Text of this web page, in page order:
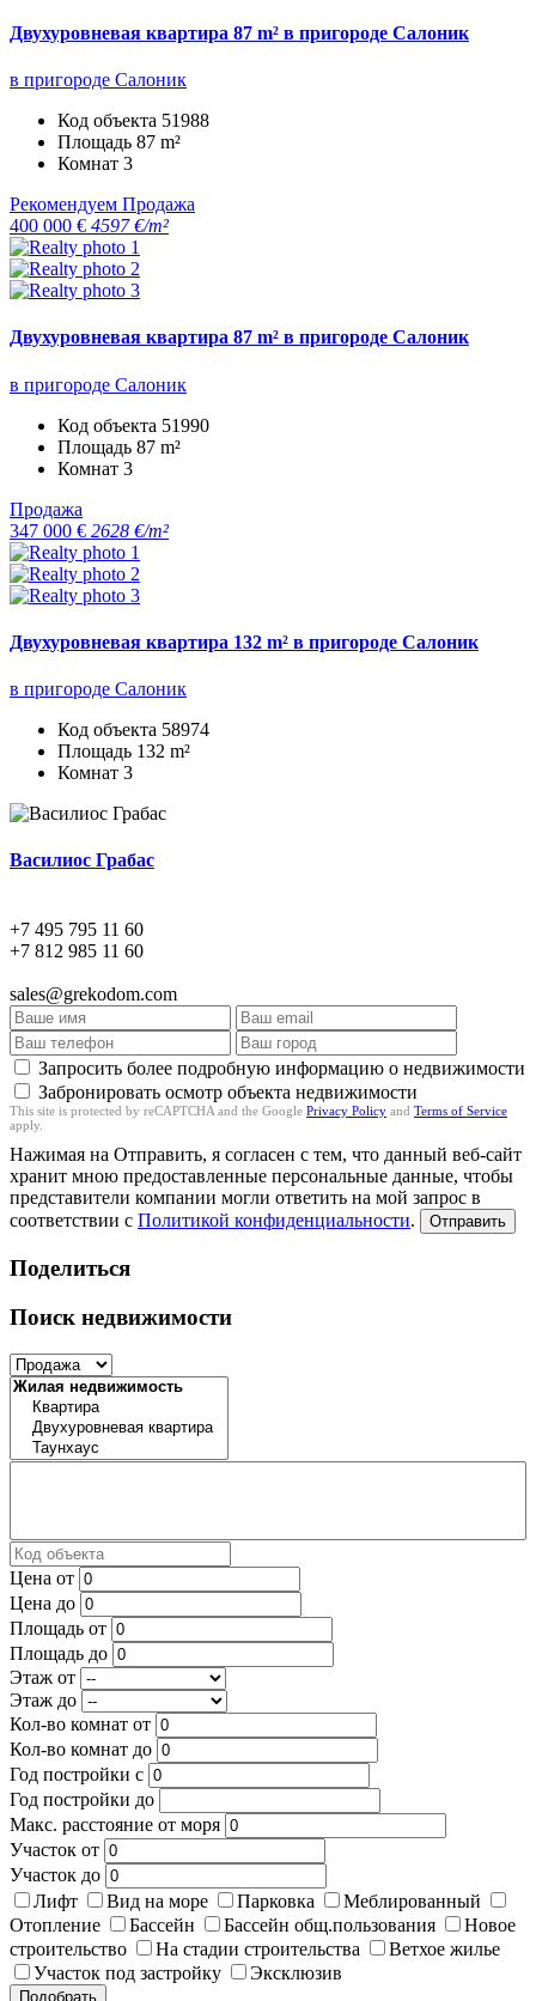
Двухуровневая квартира 87 m² в пригороде Салоник
в пригороде Салоник
Код объекта 51988
Площадь 87 m²
Комнат 3
Рекомендуем Продажа
400 000 € 4597 €/m²
Двухуровневая квартира 87 m² в пригороде Салоник
в пригороде Салоник
Код объекта 51990
Площадь 87 m²
Комнат 3
Продажа
347 000 € 2628 €/m²
Двухуровневая квартира 132 m² в пригороде Салоник
в пригороде Салоник
Код объекта 58974
Площадь 132 m²
Комнат 3
Василиос Грабас
+7 495 795 11 60
+7 812 985 11 60
sales@grekodom.com
Запросить более подробную информацию о недвижимости
Забронировать осмотр объекта недвижимости
This site is protected by reCAPTCHA and the Google Privacy Policy and Terms of Service
apply.
Нажимая на Отправить, я согласен с тем, что данный веб-сайт
хранит мною предоставленные персональные данные, чтобы
представители компании могли ответить на мой запрос в
соответствии с Политикой конфиденциальности. Отправить
Поделиться
Поиск недвижимости
Цена от
Цена до
Площадь от
Площадь до
Этаж от
Этаж до
Кол-во комнат от
Кол-во комнат до
Год постройки с
Год постройки до
Макс. расстояние от моря
Участок от
Участок до
Лифт
Вид на море Парковка
Меблированный
Отопление
Бассейн Бассейн общ.пользования
Новое
строительство
На стадии строительства
Ветхое жилье
Участок под застройку
Эксклюзив
Подобрать